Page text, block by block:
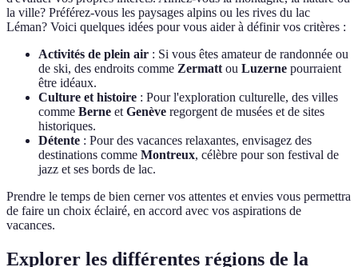
la ville? Préférez-vous les paysages alpins ou les rives du lac
Léman? Voici quelques idées pour vous aider à définir vos critères :
Activités de plein air : Si vous êtes amateur de randonnée ou
de ski, des endroits comme Zermatt ou Luzerne pourraient
être idéaux.
Culture et histoire : Pour l'exploration culturelle, des villes
comme Berne et Genève regorgent de musées et de sites
historiques.
Détente : Pour des vacances relaxantes, envisagez des
destinations comme Montreux, célèbre pour son festival de
jazz et ses bords de lac.
Prendre le temps de bien cerner vos attentes et envies vous permettra
de faire un choix éclairé, en accord avec vos aspirations de
vacances.
Explorer les différentes régions de la